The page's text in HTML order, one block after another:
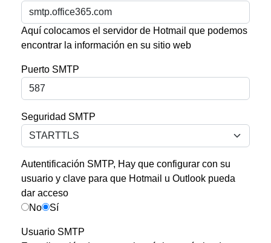
Aquí colocamos el servidor de Hotmail que podemos
encontrar la información en su sitio web
Puerto SMTP
Seguridad SMTP
Autentificación SMTP, Hay que configurar con su
usuario y clave para que Hotmail u Outlook pueda
dar acceso
Autentificación SMTP
No Sí
Usuario SMTP